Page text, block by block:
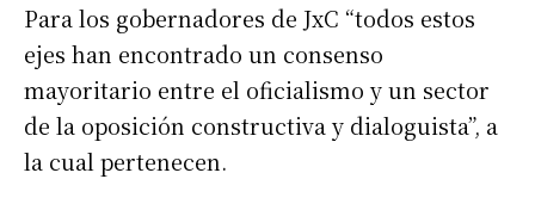
Para los gobernadores de JxC “todos estos
ejes han encontrado un consenso
mayoritario entre el oficialismo y un sector
de la oposición constructiva y dialoguista”, a
la cual pertenecen.